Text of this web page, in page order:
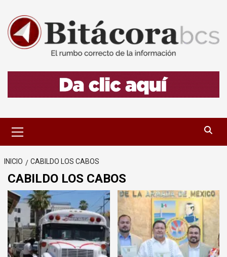
contenido
primario
INICIO CABILDO LOS CABOS
CABILDO LOS CABOS